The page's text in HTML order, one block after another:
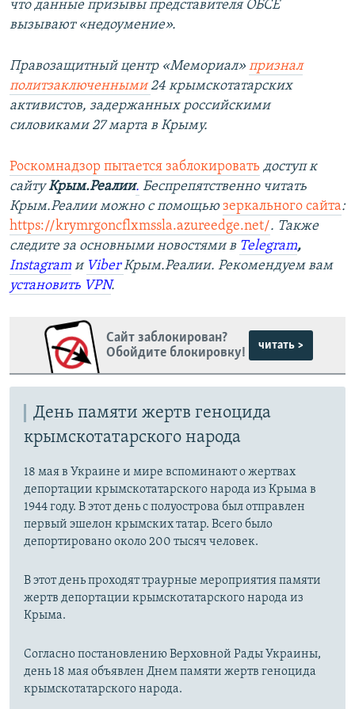
что данные призывы представителя ОБСЕ
вызывают «недоумение».
Правозащитный центр «Мемориал» признал
политзаключенными24 крымскотатарских
активистов, задержанных российскими
силовиками 27 марта в Крыму.
Роскомнадзор пытается заблокировать доступ к
сайтуКрым.Реалии. Беспрепятственно читать
Крым.Реалии можно с помощью зеркального сайта:
https://krymrgoncflxmssla.azureedge.net/. Также
следите за основными новостями в Telegram,
Instagram и ViberКрым.Реалии. Рекомендуем вам
установить VPN.
Сайт заблокирован?
Обойдите блокировку!
читать >
День памяти жертв геноцида
крымскотатарского народа
18 мая в Украине и мире вспоминают о жертвах
депортации крымскотатарского народа из Крыма в
1944 году. В этот день с полуострова был отправлен
первый эшелон крымских татар. Всего было
депортировано около 200 тысяч человек.
В этот день проходят траурные мероприятия памяти
жертв депортации крымскотатарского народа из
Крыма.
Согласно постановлению Верховной Рады Украины,
день 18 мая объявлен Днем памяти жертв геноцида
крымскотатарского народа.